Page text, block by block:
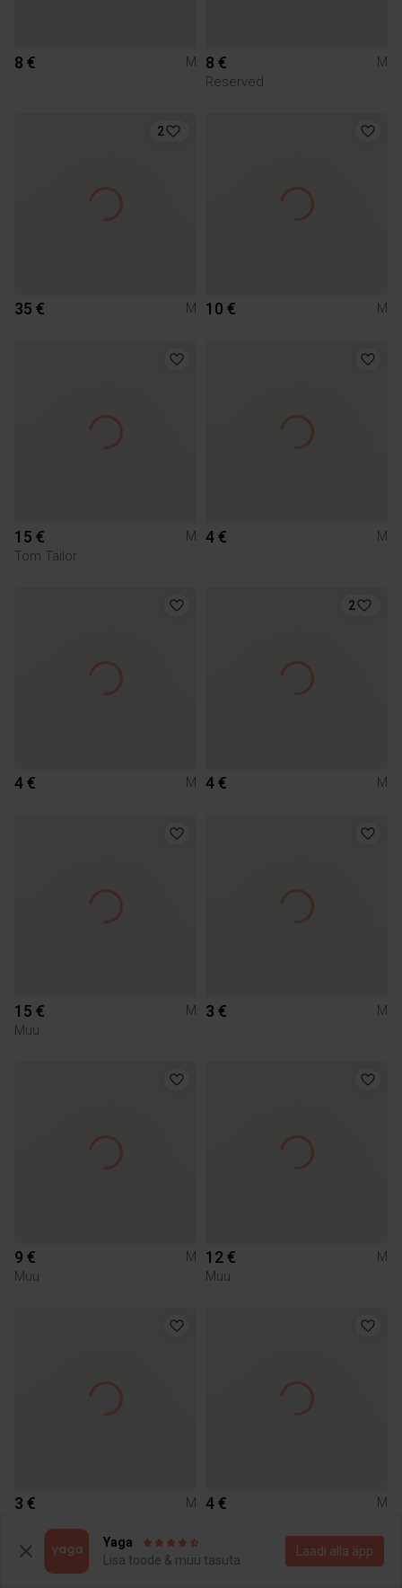
8 € M 8 €
M
Reserved
2
35 € M 10 € M
15 €
M
Tom Tailor
4 € M
4 € M
2
4 € M
15 €
M
Muu
3 € M
9 €
M
Muu
12 €
M
Muu
3 € M 4 € M
Yaga
Lisa toode & müü tasuta
Laadi alla äpp